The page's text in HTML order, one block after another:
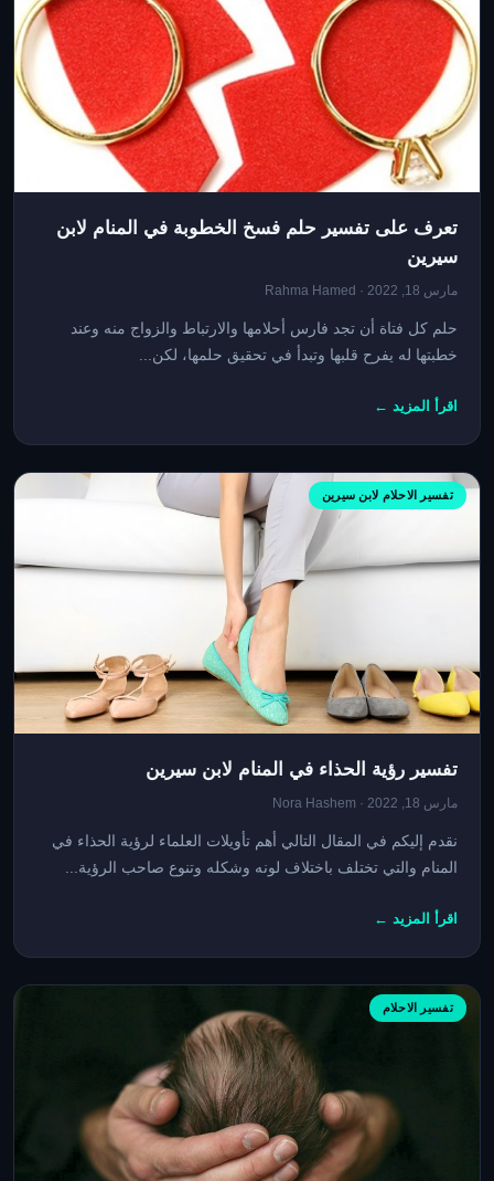
تعرف على تفسير حلم فسخ الخطوبة في المنام لابن
سيرين
مارس 18, 2022 · Rahma Hamed
حلم كل فتاة أن تجد فارس أحلامها والارتباط والزواج منه وعند
خطبتها له يفرح قلبها وتبدأ في تحقيق حلمها، لكن...
اقرأ المزيد ←
تفسير الاحلام لابن سيرين
تفسير رؤية الحذاء في المنام لابن سيرين
مارس 18, 2022 · Nora Hashem
نقدم إليكم في المقال التالي أهم تأويلات العلماء لرؤية الحذاء في
المنام والتي تختلف باختلاف لونه وشكله وتنوع صاحب الرؤية...
اقرأ المزيد ←
تفسير الاحلام